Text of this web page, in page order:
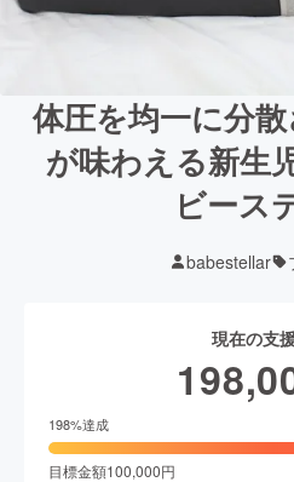
体圧を均一に分
が味わえる新生
ビース
babestellar
現在の支
198%達成
目標金額100,000円